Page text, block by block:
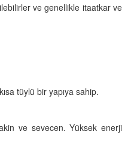
ve genellikle itaatkar ve
tüylü bir yapıya sahip.
ve sevecen. Yüksek enerji